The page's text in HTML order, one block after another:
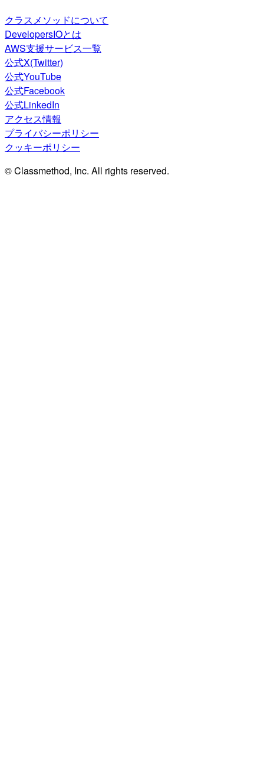
クラスメソッドについて
DevelopersIOとは
AWS支援サービス一覧
公式X(Twitter)
公式YouTube
公式Facebook
公式LinkedIn
アクセス情報
プライバシーポリシー
クッキーポリシー
© Classmethod, Inc. All rights reserved.